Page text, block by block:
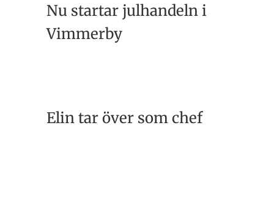
Nu startar julhandeln i
Vimmerby
Elin tar över som chef